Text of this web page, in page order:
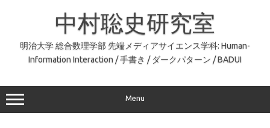
中村聡史研究室
明治大学 総合数理学部 先端メディアサイエンス学科: Human-
Information Interaction / 手書き / ダークパターン / BADUI
Menu